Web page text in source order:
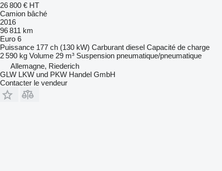
26 800 € HT
Camion bâché
2016
96 811 km
Euro 6
Puissance 177 ch (130 kW) Carburant diesel Capacité de charge
2 590 kg Volume 29 m³ Suspension pneumatique/pneumatique
Allemagne, Riederich
GLW LKW und PKW Handel GmbH
Contacter le vendeur